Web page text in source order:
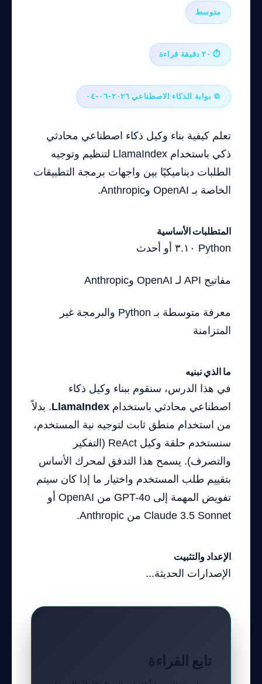
متوسط
⏱ ٢٠ دقيقة قراءة
© بوابة الذكاء الاصطناعي ٢٠٢٦-٠٦-٠٤
تعلم كيفية بناء وكيل ذكاء اصطناعي محادثي
ذكي باستخدام LlamaIndex لتنظيم وتوجيه
الطلبات ديناميكيًا بين واجهات برمجة التطبيقات
الخاصة بـ OpenAI وAnthropic.
المتطلبات الأساسية
Python ٣.١٠ أو أحدث
مفاتيح API لـ OpenAI وAnthropic
معرفة متوسطة بـ Python والبرمجة غير
المتزامنة
ما الذي نبنيه
في هذا الدرس، سنقوم ببناء وكيل ذكاء
اصطناعي محادثي باستخدام LlamaIndex. بدلاً
من استخدام منطق ثابت لتوجيه نية المستخدم،
سنستخدم حلقة وكيل ReAct (التفكير
والتصرف). يسمح هذا التدفق لمحرك الأساس
بتقييم طلب المستخدم واختيار ما إذا كان سيتم
تفويض المهمة إلى GPT-4o من OpenAI أو
Claude 3.5 Sonnet من Anthropic.
الإعداد والتثبيت
الإصدارات الحديثة...
تابع القراءة